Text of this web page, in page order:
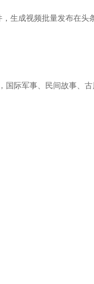
生成视频批量发布在
际军事、民间故事、